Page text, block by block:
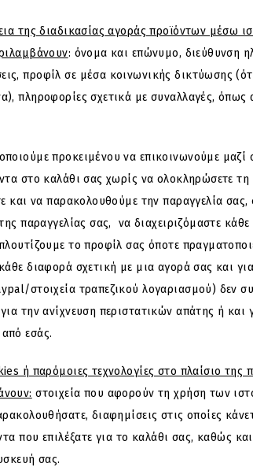
της διαδικασίας αγοράς προϊόντων
: όνομα και επώνυμο, διεύθυνση
προφίλ σε μέσα κοινωνικής δικτύωσης
πληροφορίες σχετικά με συναλλαγές,
προκειμένου να επικοινωνούμε μαζί
στο καλάθι σας χωρίς να ολοκληρώσετε
και να παρακολουθούμε την παραγγελία
παραγγελίας σας, να διαχειριζόμαστε
το προφίλ σας όποτε
διαφορά σχετική με μια αγορά σας και
στοιχεία τραπεζικού λογαριασμού) δεν
την ανίχνευση περιστατικών απάτης ή
εσάς.
ή παρόμοιες τεχνολογίες στο πλαίσιο
στοιχεία που αφορούν τη χρήση των
διαφημίσεις στις οποίες
που επιλέξατε για το καλάθι σας, καθώς
σας.